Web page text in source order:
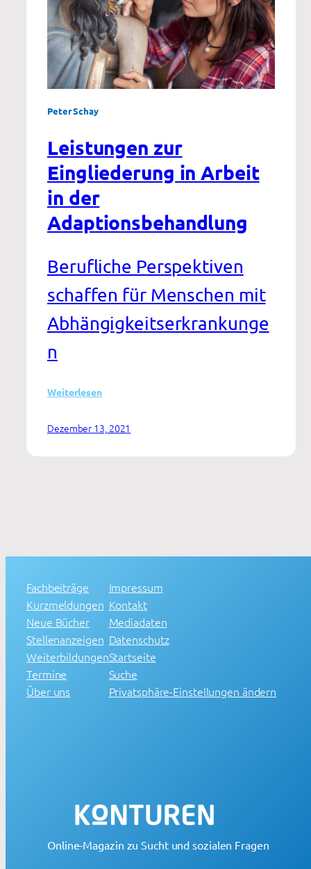
Peter Schay
Leistungen zur
Eingliederung in Arbeit
in der
Adaptionsbehandlung
Berufliche Perspektiven
schaffen für Menschen mit
Abhängigkeitserkrankunge
n
Weiterlesen:
Eingliederung
Dezember 13, 2021
Fachbeiträge
Kurzmeldungen
Neue Bücher
Stellenanzeigen
Weiterbildungen
Termine
Über uns
Impressum
Kontakt
Mediadaten
Datenschutz
Startseite
Suche
Privatsphäre-Einstellungen ändern
Online-Magazin zu Sucht und sozialen Fragen